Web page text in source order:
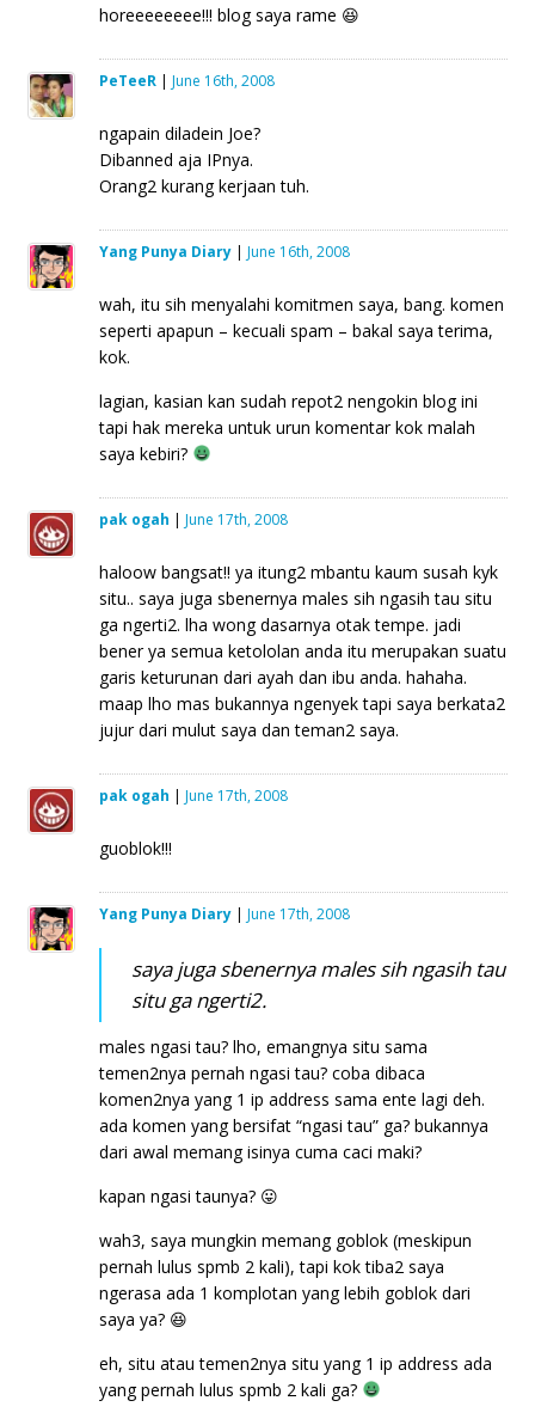
horeeeeeeee!!! blog saya rame 😆
PeTeeR| June 16th, 2008
ngapain diladein Joe?
Dibanned aja IPnya.
Orang2 kurang kerjaan tuh.
Yang Punya Diary| June 16th, 2008
wah, itu sih menyalahi komitmen saya, bang. komen
seperti apapun – kecuali spam – bakal saya terima,
kok.
lagian, kasian kan sudah repot2 nengokin blog ini
tapi hak mereka untuk urun komentar kok malah
saya kebiri?
pak ogah | June 17th, 2008
haloow bangsat!! ya itung2 mbantu kaum susah kyk
situ.. saya juga sbenernya males sih ngasih tau situ
ga ngerti2. lha wong dasarnya otak tempe. jadi
bener ya semua ketololan anda itu merupakan suatu
garis keturunan dari ayah dan ibu anda. hahaha.
maap lho mas bukannya ngenyek tapi saya berkata2
jujur dari mulut saya dan teman2 saya.
pak ogah | June 17th, 2008
guoblok!!!
Yang Punya Diary| June 17th, 2008
saya juga sbenernya males sih ngasih tau
situ ga ngerti2.
males ngasi tau? lho, emangnya situ sama
temen2nya pernah ngasi tau? coba dibaca
komen2nya yang 1 ip address sama ente lagi deh.
ada komen yang bersifat “ngasi tau” ga? bukannya
dari awal memang isinya cuma caci maki?
kapan ngasi taunya? 😛
wah3, saya mungkin memang goblok (meskipun
pernah lulus spmb 2 kali), tapi kok tiba2 saya
ngerasa ada 1 komplotan yang lebih goblok dari
saya ya? 😆
eh, situ atau temen2nya situ yang 1 ip address ada
yang pernah lulus spmb 2 kali ga?